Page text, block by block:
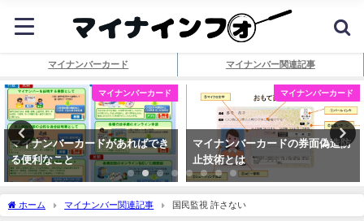
マイナンバーカード マイナンバー関連記事
マイナンバーカード
マイナンバーカードがあればでき
る便利なこと
マイナンバーカード
マイナンバーカードの券面偽造防
止技術とは
ホーム マイナンバー関連記事 国民監視 許さない